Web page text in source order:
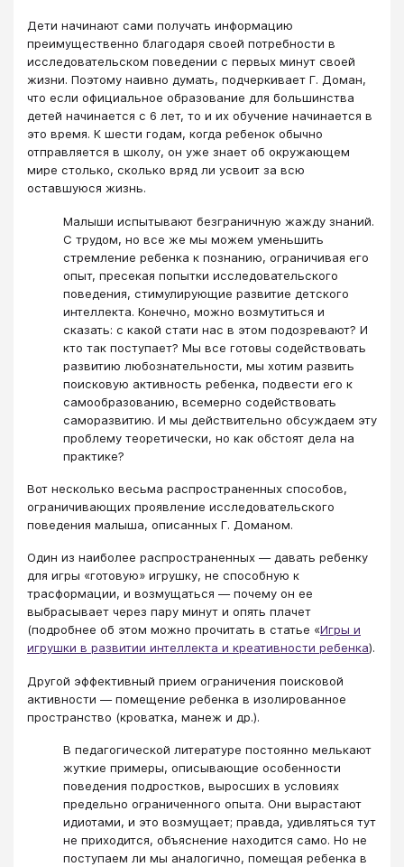
Дети начинают сами получать информацию
преимущественно благодаря своей потребности в
исследовательском поведении с первых минут своей
жизни. Поэтому наивно думать, подчеркивает Г. Доман,
что если официальное образование для большинства
детей начинается с 6 лет, то и их обучение начинается в
это время. К шести годам, когда ребенок обычно
отправляется в школу, он уже знает об окружающем
мире столько, сколько вряд ли усвоит за всю
оставшуюся жизнь.
Малыши испытывают безграничную жажду знаний.
С трудом, но все же мы можем уменьшить
стремление ребенка к познанию, ограничивая его
опыт, пресекая попытки исследовательского
поведения, стимулирующие развитие детского
интеллекта. Конечно, можно возмутиться и
сказать: с какой стати нас в этом подозревают? И
кто так поступает? Мы все готовы содействовать
развитию любознательности, мы хотим развить
поисковую активность ребенка, подвести его к
самообразованию, всемерно содействовать
саморазвитию. И мы действительно обсуждаем эту
проблему теоретически, но как обстоят дела на
практике?
Вот несколько весьма распространенных способов,
ограничивающих проявление исследовательского
поведения малыша, описанных Г. Доманом.
Один из наиболее распространенных ― давать ребенку
для игры «готовую» игрушку, не способную к
трасформации, и возмущаться ― почему он ее
выбрасывает через пару минут и опять плачет
(подробнее об этом можно прочитать в статье «Игры и
игрушки в развитии интеллекта и креативности ребенка).
Другой эффективный прием ограничения поисковой
активности ― помещение ребенка в изолированное
пространство (кроватка, манеж и др.).
В педагогической литературе постоянно мелькают
жуткие примеры, описывающие особенности
поведения подростков, выросших в условиях
предельно ограниченного опыта. Они вырастают
идиотами, и это возмущает; правда, удивляться тут
не приходится, объяснение находится само. Но не
поступаем ли мы аналогично, помещая ребенка в